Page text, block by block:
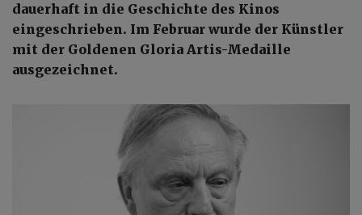
dauerhaft in die Geschichte des Kinos
eingeschrieben. Im Februar wurde der Künstler
mit der Goldenen Gloria Artis-Medaille
ausgezeichnet.